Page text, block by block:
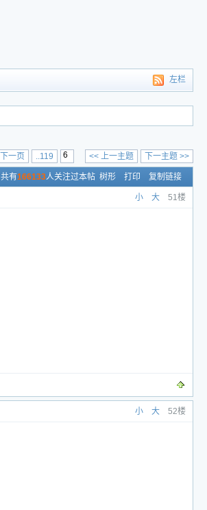
左栏
下一主题 >>
<< 上一主题
下一页 ..119
共有166133人关注过本帖 树形 打印 复制链接
小 大 51楼
小 大 52楼